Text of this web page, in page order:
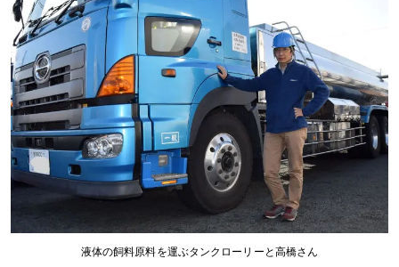
液体の飼料原料を運ぶタンクローリーと高橋さん